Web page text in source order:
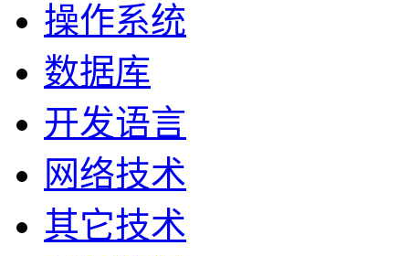
操作系统
数据库
开发语言
网络技术
其它技术